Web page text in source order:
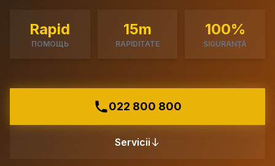
Rapid
ПОМОЩЬ
15m
RAPIDITATE
100%
SIGURANȚĂ
022 800 800
Servicii